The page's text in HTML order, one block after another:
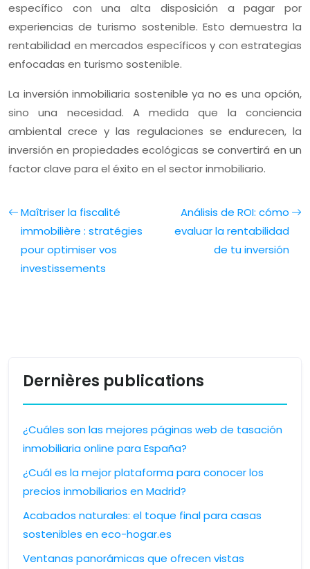
específico con una alta disposición a pagar por
experiencias de turismo sostenible. Esto demuestra la
rentabilidad en mercados específicos y con estrategias
enfocadas en turismo sostenible.
La inversión inmobiliaria sostenible ya no es una opción,
sino una necesidad. A medida que la conciencia
ambiental crece y las regulaciones se endurecen, la
inversión en propiedades ecológicas se convertirá en un
factor clave para el éxito en el sector inmobiliario.
Maîtriser la fiscalité
immobilière : stratégies
pour optimiser vos
investissements
Análisis de ROI: cómo
evaluar la rentabilidad
de tu inversión
Dernières publications
¿Cuáles son las mejores páginas web de tasación
inmobiliaria online para España?
¿Cuál es la mejor plataforma para conocer los
precios inmobiliarios en Madrid?
Acabados naturales: el toque final para casas
sostenibles en eco-hogar.es
Ventanas panorámicas que ofrecen vistas